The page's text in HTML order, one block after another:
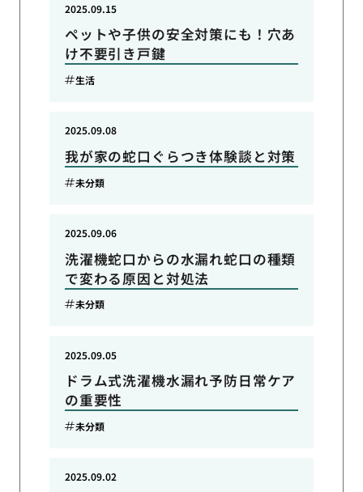
ペットや子供の安全対策にも！穴あ
け不要引き戸鍵
2025.09.15
生活
我が家の蛇口ぐらつき体験談と対策
2025.09.08
未分類
洗濯機蛇口からの水漏れ蛇口の種類
で変わる原因と対処法
2025.09.06
未分類
ドラム式洗濯機水漏れ予防日常ケア
の重要性
2025.09.05
未分類
2025.09.02